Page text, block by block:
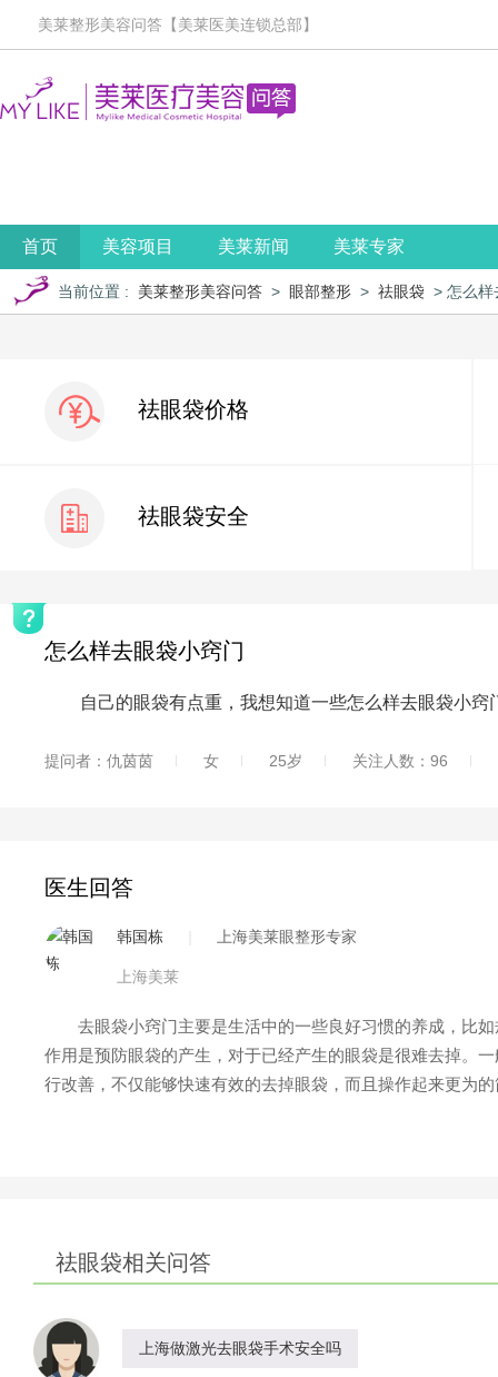
美莱整形美容问答【美莱医美连锁总部】
首页 美容项目 美莱新闻 美莱专家
当前位置 : 美莱整形美容问答 > 眼部整形 > 祛眼袋 > 怎么样
祛眼袋价格
祛眼袋安全
怎么样去眼袋小窍门
自己的眼袋有点重，我想知道一些怎么样去眼袋小窍
提问者：仇茵茵 女 25岁 关注人数：96
医生回答
韩国栋 上海美莱眼整形专家
上海美莱
去眼袋小窍门主要是生活中的一些良好习惯的养成，比如
作用是预防眼袋的产生，对于已经产生的眼袋是很难去掉。
行改善，不仅能够快速有效的去掉眼袋，而且操作起来更为
祛眼袋相关问答
上海做激光去眼袋手术安全吗